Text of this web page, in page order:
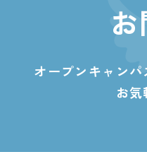
オープンキャン
お気